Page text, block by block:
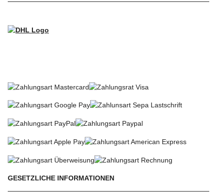
GESETZLICHE INFORMATIONEN